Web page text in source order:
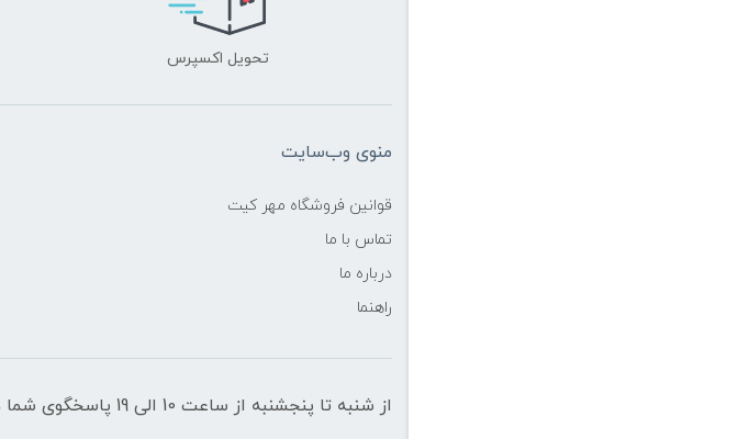
تحویل اکسپرس
منوی وب‌سایت
قوانین فروشگاه مهر کیت
تماس با ما
درباره ما
راهنما
از شنبه تا پنجشنبه از ساعت 10 الی 19 پاسخگوی شما هستیم